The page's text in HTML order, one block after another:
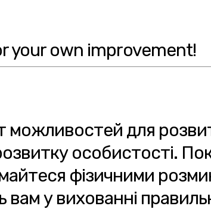
your own improvement!
можливостей для
особистості.
фізичними
у вихованні